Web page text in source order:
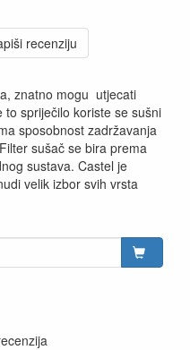
recenziju
znatno mogu utjecati
spriječilo koriste se sušni
sposobnost zadržavanja
sušač se bira prema
sustava. Castel je
velik izbor svih vrsta